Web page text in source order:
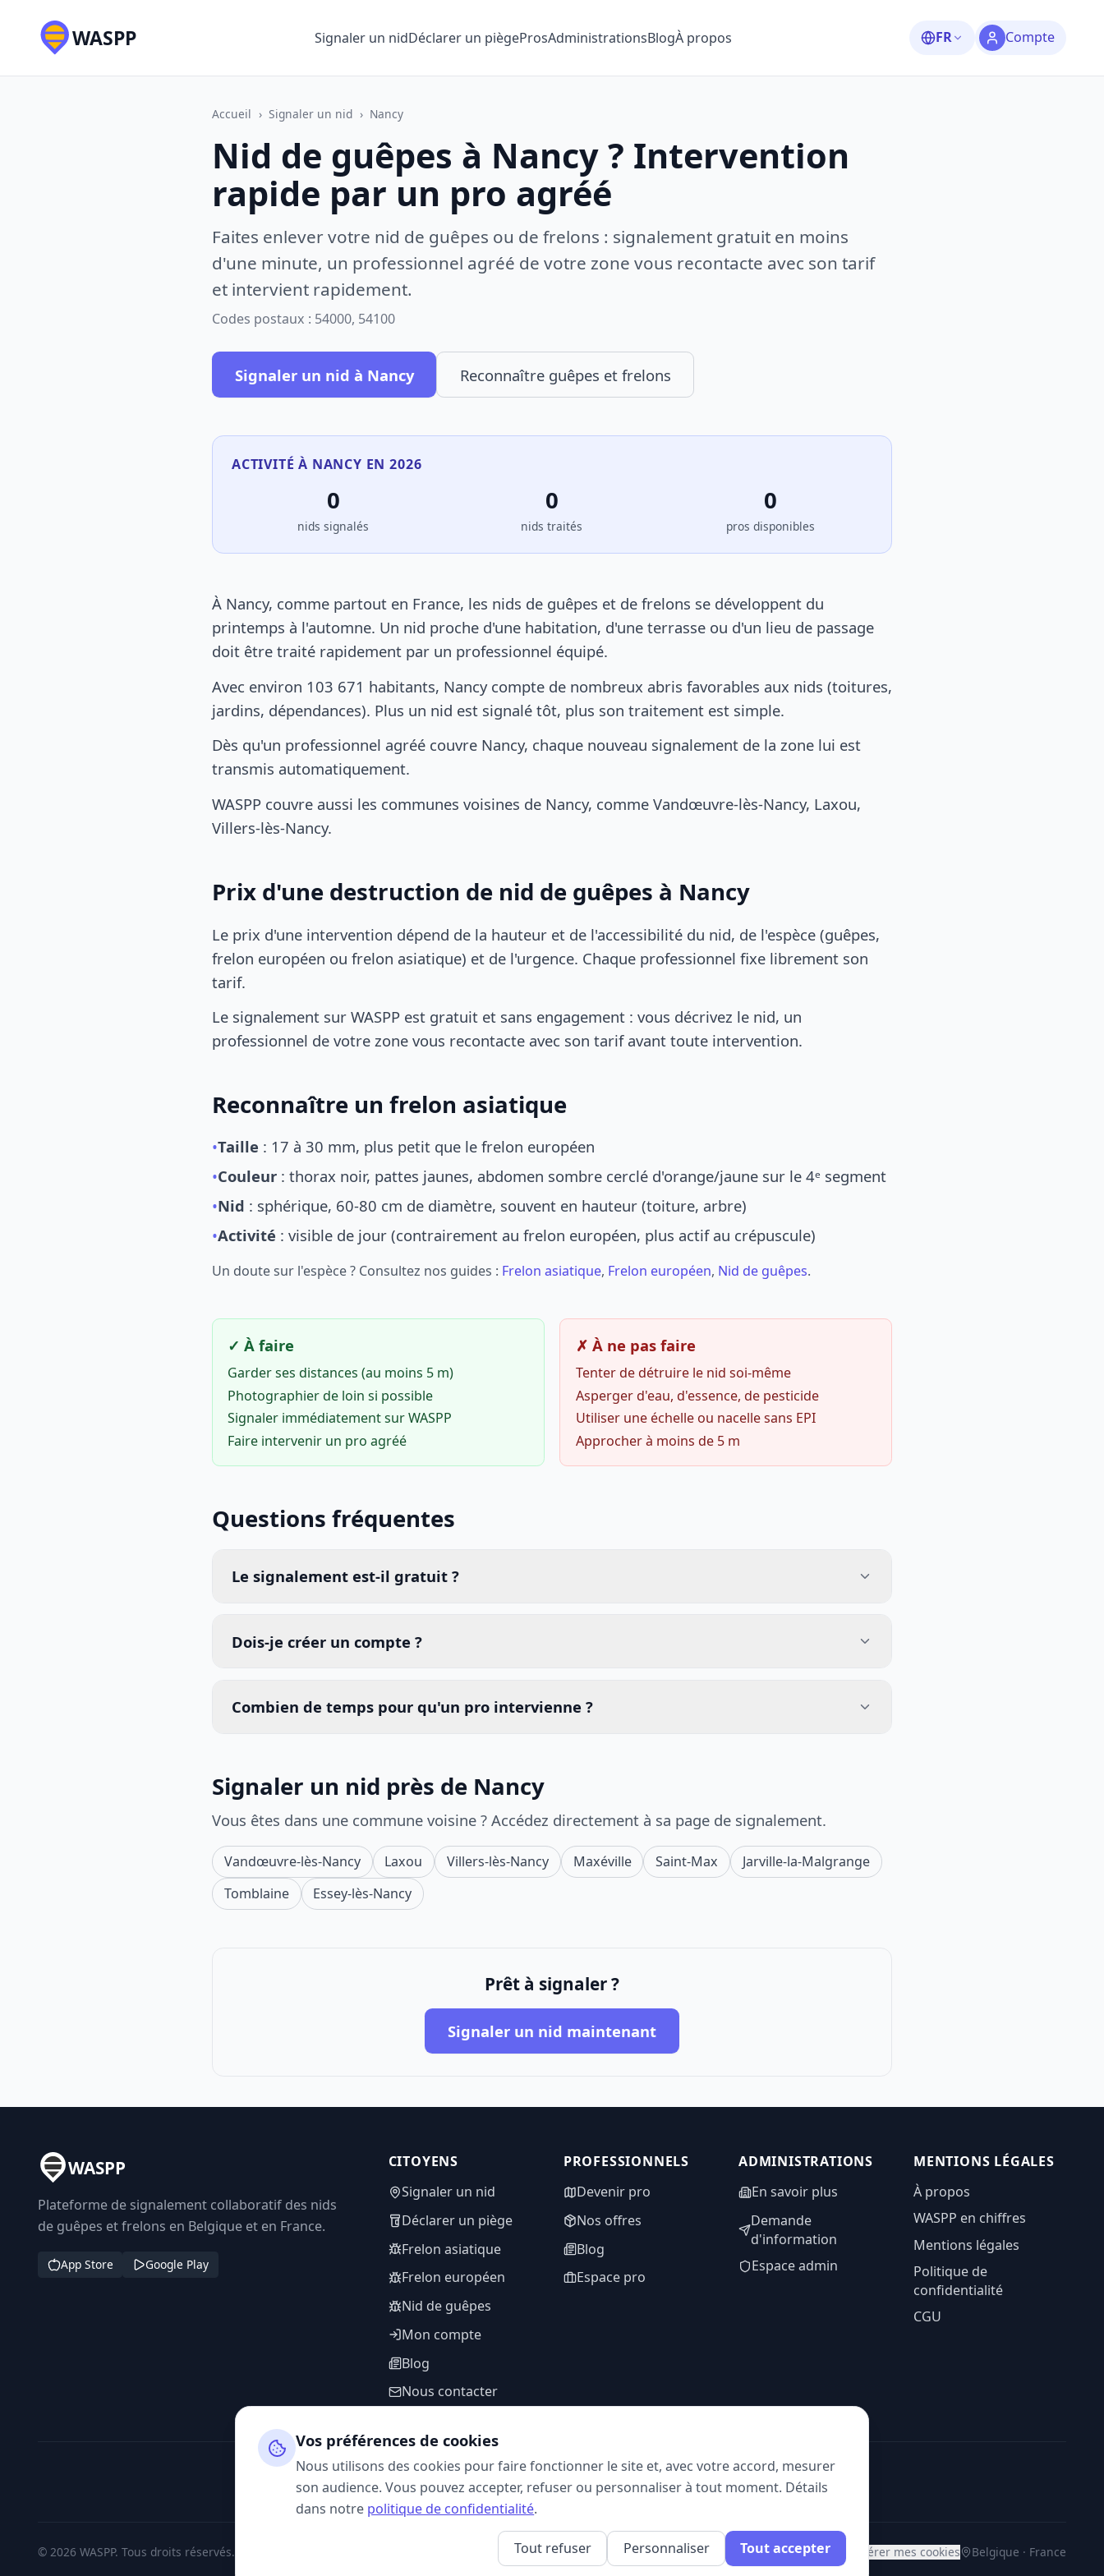
WASPP Signaler un nidDéclarer un piègeProsAdministrationsBlogÀ propos FR Compte
Accueil › Signaler un nid › Nancy
Nid de guêpes à Nancy ? Intervention
rapide par un pro agréé
Faites enlever votre nid de guêpes ou de frelons : signalement gratuit en moins
d'une minute, un professionnel agréé de votre zone vous recontacte avec son tarif
et intervient rapidement.
Codes postaux : 54000, 54100
Signaler un nid à Nancy Reconnaître guêpes et frelons
ACTIVITÉ À NANCY EN 2026
0
nids signalés
0
nids traités
0
pros disponibles
À Nancy, comme partout en France, les nids de guêpes et de frelons se développent du
printemps à l'automne. Un nid proche d'une habitation, d'une terrasse ou d'un lieu de passage
doit être traité rapidement par un professionnel équipé.
Avec environ 103 671 habitants, Nancy compte de nombreux abris favorables aux nids (toitures,
jardins, dépendances). Plus un nid est signalé tôt, plus son traitement est simple.
Dès qu'un professionnel agréé couvre Nancy, chaque nouveau signalement de la zone lui est
transmis automatiquement.
WASPP couvre aussi les communes voisines de Nancy, comme Vandœuvre-lès-Nancy, Laxou,
Villers-lès-Nancy.
Prix d'une destruction de nid de guêpes à Nancy
Le prix d'une intervention dépend de la hauteur et de l'accessibilité du nid, de l'espèce (guêpes,
frelon européen ou frelon asiatique) et de l'urgence. Chaque professionnel fixe librement son
tarif.
Le signalement sur WASPP est gratuit et sans engagement : vous décrivez le nid, un
professionnel de votre zone vous recontacte avec son tarif avant toute intervention.
Reconnaître un frelon asiatique
•Taille : 17 à 30 mm, plus petit que le frelon européen
•Couleur : thorax noir, pattes jaunes, abdomen sombre cerclé d'orange/jaune sur le 4ᵉ segment
•Nid : sphérique, 60-80 cm de diamètre, souvent en hauteur (toiture, arbre)
•Activité : visible de jour (contrairement au frelon européen, plus actif au crépuscule)
Un doute sur l'espèce ? Consultez nos guides : Frelon asiatique, Frelon européen, Nid de guêpes.
✓ À faire
Garder ses distances (au moins 5 m)
Photographier de loin si possible
Signaler immédiatement sur WASPP
Faire intervenir un pro agréé
✗ À ne pas faire
Tenter de détruire le nid soi-même
Asperger d'eau, d'essence, de pesticide
Utiliser une échelle ou nacelle sans EPI
Approcher à moins de 5 m
Questions fréquentes
Le signalement est-il gratuit ?
Dois-je créer un compte ?
Combien de temps pour qu'un pro intervienne ?
Signaler un nid près de Nancy
Vous êtes dans une commune voisine ? Accédez directement à sa page de signalement.
Vandœuvre-lès-Nancy Laxou Villers-lès-Nancy Maxéville Saint-Max
Jarville-la-Malgrange
Tomblaine
Essey-lès-Nancy
Prêt à signaler ?
Signaler un nid maintenant
WASPP
Plateforme de signalement collaboratif des nids
de guêpes et frelons en Belgique et en France.
App Store Google Play
CITOYENS
Signaler un nid
Déclarer un piège
Frelon asiatique
Frelon européen
Nid de guêpes
Mon compte
Blog
Nous contacter
PROFESSIONNELS
Devenir pro
Nos offres
Blog
Espace pro
ADMINISTRATIONS
En savoir plus
Demande
d'information
Espace admin
MENTIONS LÉGALES
À propos
WASPP en chiffres
Mentions légales
Politique de
confidentialité
CGU
SUIVEZ-NOUS
© 2026 WASPP. Tous droits réservés. Gérer mes cookies Belgique · France
Vos préférences de cookies
Nous utilisons des cookies pour faire fonctionner le site et, avec votre accord, mesurer
son audience. Vous pouvez accepter, refuser ou personnaliser à tout moment. Détails
dans notre politique de confidentialité.
Tout refuser Personnaliser Tout accepter